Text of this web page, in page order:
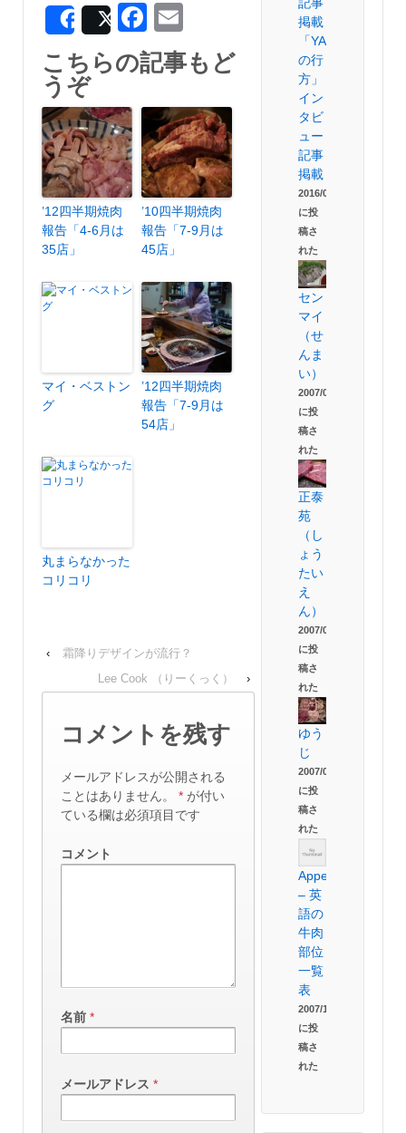
SharePostFacebook
こちらの記事もど
うぞ
’12四半期焼肉
報告「4-6月は
35店」
’10四半期焼肉
報告「7-9月は
45店」
マイ・ベストン
グ
’12四半期焼肉
報告「7-9月は
54店」
丸まらなかった
コリコリ
‹
霜降りデザインが流行？
Lee Cook （りーくっく）
›
コメントを残す
メールアドレスが公開される
ことはありません。
* が付い
ている欄は必須項目です
コメント
名前 *
メールアドレス *
「YAKINIQUEST
の行
方」
イン
タビ
ュー
記事
掲載
2016/01/30
に投
稿さ
れた
セン
マイ
（せ
んま
い）
2007/09/02
に投
稿さ
れた
正泰
苑
（し
ょう
たい
え
ん）
2007/08/08
に投
稿さ
れた
ゆう
じ
2007/09/04
に投
稿さ
れた
Appendix
– 英
語の
牛肉
部位
一覧
表
2007/10/20
に投
稿さ
れた